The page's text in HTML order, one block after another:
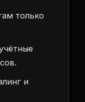
только
и